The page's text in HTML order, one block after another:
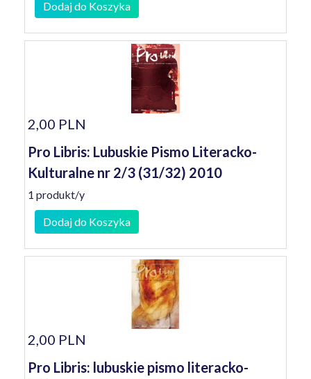
Dodaj do Koszyka
2,00 PLN
Pro Libris: Lubuskie Pismo Literacko-
Kulturalne nr 2/3 (31/32) 2010
1 produkt/y
Dodaj do Koszyka
2,00 PLN
Pro Libris: lubuskie pismo literacko-